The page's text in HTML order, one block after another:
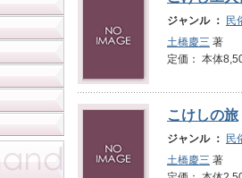
ジャンル ：
民
土橋慶三 著
定価： 本体
こけしの旅
ジャンル ：
民
土橋慶三 著